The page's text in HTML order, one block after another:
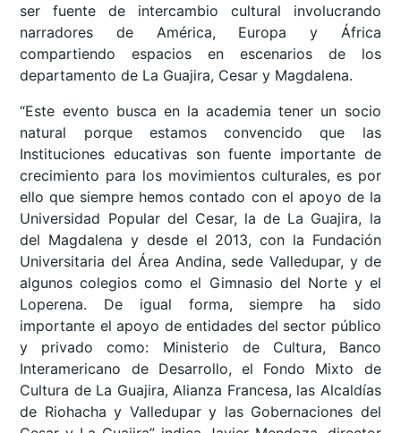
ser fuente de intercambio cultural involucrando
narradores de América, Europa y África
compartiendo espacios en escenarios de los
departamento de La Guajira, Cesar y Magdalena.
“Este evento busca en la academia tener un socio
natural porque estamos convencido que las
Instituciones educativas son fuente importante de
crecimiento para los movimientos culturales, es por
ello que siempre hemos contado con el apoyo de la
Universidad Popular del Cesar, la de La Guajira, la
del Magdalena y desde el 2013, con la Fundación
Universitaria del Área Andina, sede Valledupar, y de
algunos colegios como el Gimnasio del Norte y el
Loperena. De igual forma, siempre ha sido
importante el apoyo de entidades del sector público
y privado como: Ministerio de Cultura, Banco
Interamericano de Desarrollo, el Fondo Mixto de
Cultura de La Guajira, Alianza Francesa, las Alcaldías
de Riohacha y Valledupar y las Gobernaciones del